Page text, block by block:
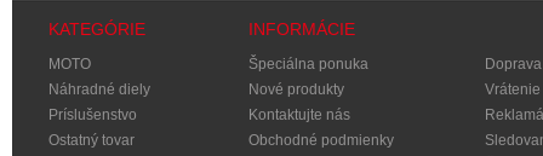
KATEGÓRIE
MOTO
Náhradné diely
Príslušenstvo
Ostatný tovar
INFORMÁCIE
Špeciálna ponuka
Nové produkty
Kontaktujte nás
Obchodné podmienky